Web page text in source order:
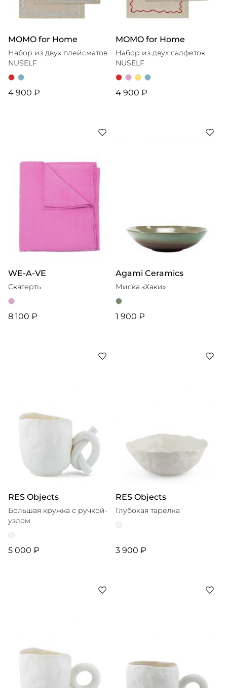
MOMO for Home
Набор из двух плейсматов
NUSELF
4 900 ₽
MOMO for Home
Набор из двух салфеток
NUSELF
4 900 ₽
WE-A-VE
Скатерть
8 100 ₽
Agami Ceramics
Миска «Хаки»
1 900 ₽
RES Objects
Большая кружка с ручкой-
узлом
5 000 ₽
RES Objects
Глубокая тарелка
3 900 ₽